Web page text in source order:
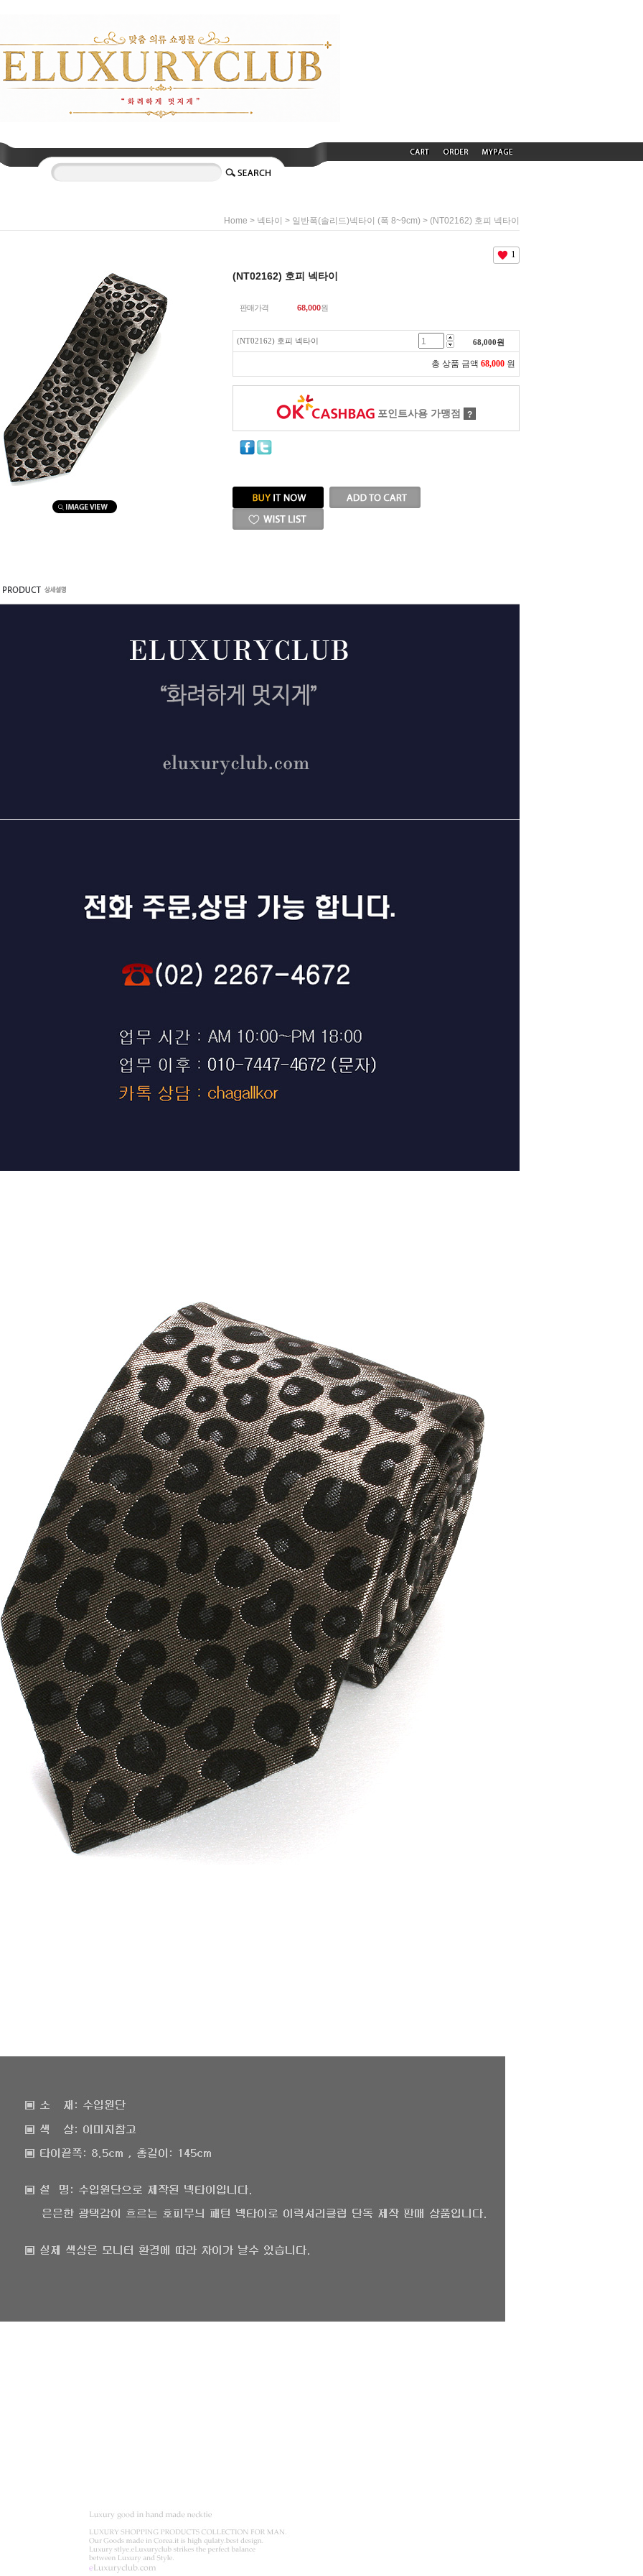
Home > 넥타이 > 일반폭(솔리드)넥타이 (폭 8~9cm) > (NT02162) 호피 넥타이
1
(NT02162) 호피 넥타이
판매가격 68,000원
(NT02162) 호피 넥타이 68,000원
총 상품 금액 68,000 원
포인트사용 가맹점 ?